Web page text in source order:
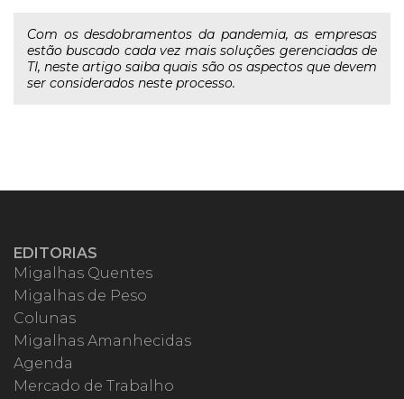
Com os desdobramentos da pandemia, as empresas
estão buscado cada vez mais soluções gerenciadas de
TI, neste artigo saiba quais são os aspectos que devem
ser considerados neste processo.
EDITORIAS
Migalhas Quentes
Migalhas de Peso
Colunas
Migalhas Amanhecidas
Agenda
Mercado de Trabalho